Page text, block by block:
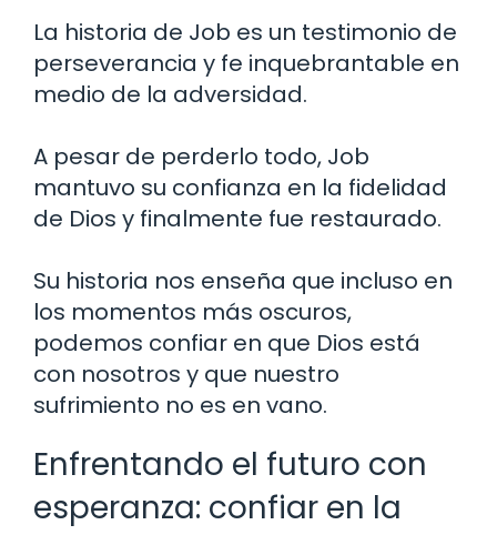
La historia de Job es un testimonio de
perseverancia y fe inquebrantable en
medio de la adversidad.
A pesar de perderlo todo, Job
mantuvo su confianza en la fidelidad
de Dios y finalmente fue restaurado.
Su historia nos enseña que incluso en
los momentos más oscuros,
podemos confiar en que Dios está
con nosotros y que nuestro
sufrimiento no es en vano.
Enfrentando el futuro con
esperanza: confiar en la